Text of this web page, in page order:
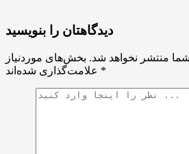
دیدگاهتان را بنویسید
منتشر نخواهد شد. بخش‌های موردنیاز
*